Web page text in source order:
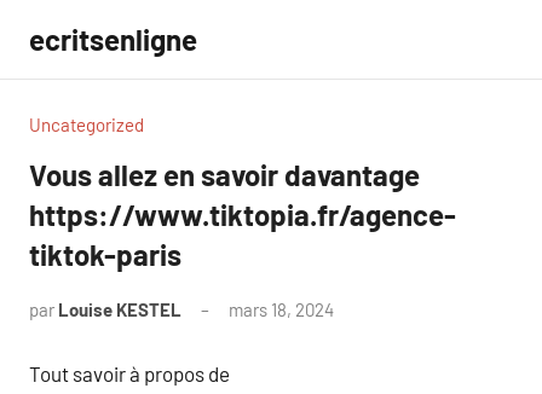
contenu
ecritsenligne
Uncategorized
Vous allez en savoir davantage
https://www.tiktopia.fr/agence-
tiktok-paris
par Louise KESTEL mars 18, 2024
Tout savoir à propos de